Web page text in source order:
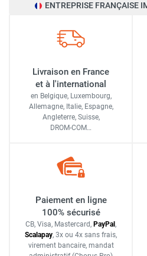
ENTREPRISE FRANÇAISE
Livraison en France
et à l'international
en Belgique, Luxembourg,
Allemagne, Italie, Espagne,
Angleterre, Suisse,
DROM-COM…
Paiement en ligne
100% sécurisé
CB, Visa, Mastercard, PayPal ,
Scalapay, 3x ou 4x sans frais,
virement bancaire, mandat